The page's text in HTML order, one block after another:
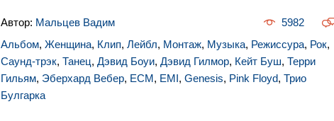
Автор: Мальцев Вадим
5982
Альбом, Женщина, Клип, Лейбл, Монтаж, Музыка, Режиссура, Рок,
Саунд-трэк, Танец, Дэвид Боуи, Дэвид Гилмор, Кейт Буш, Терри
Гильям, Эберхард Вебер, ECM, EMI, Genesis, Pink Floyd, Трио
Булгарка